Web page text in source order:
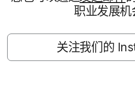
职业​发展​机
关注​我们​的